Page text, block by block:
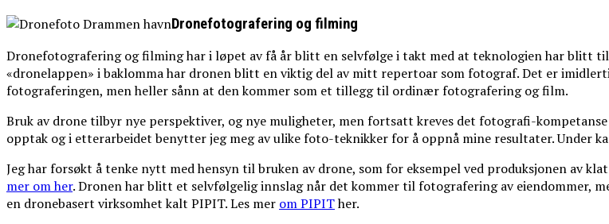
Dronefotografering og filming
Dronefotografering og filming har i løpet av få år blitt en selvfølge i takt med at teknologien har blitt
«dronelappen» i baklomma har dronen blitt en viktig del av mitt repertoar som fotograf. Det er
fotograferingen, men heller sånn at den kommer som et tillegg til ordinær fotografering og film.
Bruk av drone tilbyr nye perspektiver, og nye muligheter, men fortsatt kreves det fotografi-
opptak og i etterarbeidet benytter jeg meg av ulike foto-teknikker for å oppnå mine resultater. Under
Jeg har forsøkt å tenke nytt med hensyn til bruken av drone, som for eksempel ved produksjonen av
mer om her. Dronen har blitt et selvfølgelig innslag når det kommer til fotografering av eiendommer,
en dronebasert virksomhet kalt PIPIT. Les mer om PIPITher.